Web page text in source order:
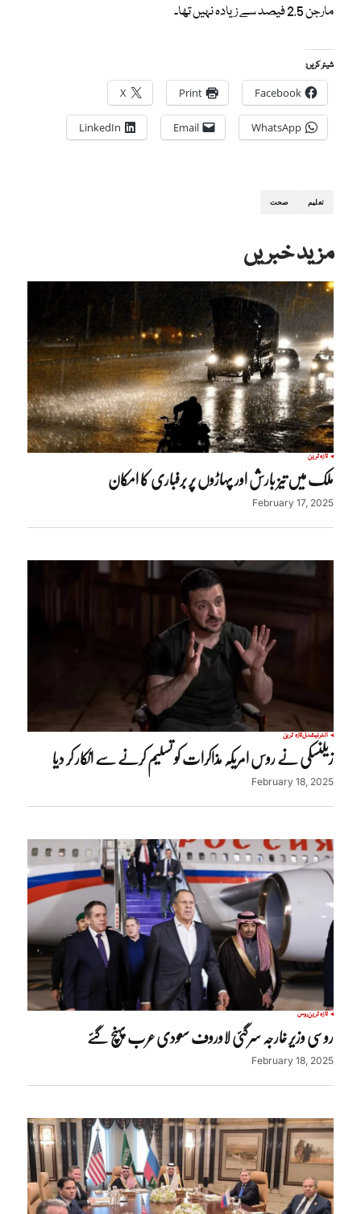
مارجن 2.5 فیصد سے زیادہ نہیں تھا۔
شیئر کریں:
Facebook
Print
X
WhatsApp
Email
LinkedIn
تعلیم صحت
مزید خبریں
تازہ ترین
ملک میں تیز بارش اور پہاڑوں پر برفباری کا امکان
February 17, 2025
انٹرنیشنلتازہ ترین
زیلنسکی نے روس امریکہ مذاکرات کو تسلیم کرنے سے انکار کر دیا
February 18, 2025
تازہ ترینروس
روسی وزیر خارجہ سرگئی لاوروف سعودی عرب پہنچ گئے
February 18, 2025